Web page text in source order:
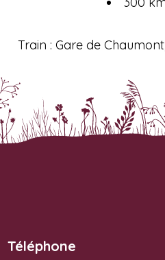
Train : Gare de
Téléphone